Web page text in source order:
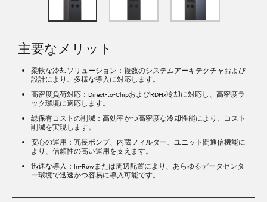
主要なメリット
柔軟な冷却ソリューション： 複数のシステムアーキテクチャおよび
設計により、多様な導入に対応します。
高密度負荷対応： Direct-to-ChipおよびRDHx冷却に対応し、高密度ラ
ック環境に適応します。
総保有コストの削減： 高効率かつ高密度な冷却性能により、コスト
削減を実現します。
安心の運用： 冗長ポンプ、内蔵フィルター、ユニット間通信機能に
より、信頼性の高い運用を支えます。
迅速な導入： In-Rowまたは周辺配置により、あらゆるデータセンタ
ー環境で迅速かつ容易に導入可能です。